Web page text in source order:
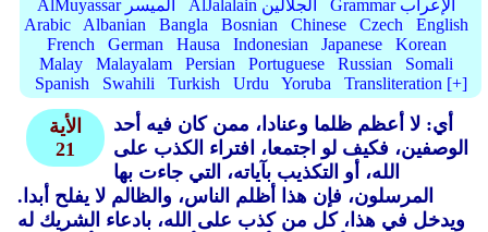
AlMuyassar الميسر
AlJalalain الجلالين
Grammar الإعراب
Arabic
Albanian Bangla Bosnian Chinese Czech
English
French
German Hausa Indonesian Japanese
Korean
Malay
Malayalam Persian Portuguese Russian
Somali
Spanish
Swahili Turkish Urdu Yoruba Transliteration [+]
الأية
21
أي: لا أعظم ظلما وعنادا، ممن كان فيه أحد
الوصفين، فكيف لو اجتمعا، افتراء الكذب على
الله، أو التكذيب بآياته، التي جاءت بها
المرسلون، فإن هذا أظلم الناس، والظالم لا يفلح أبدا.
ويدخل في هذا، كل من كذب على الله، بادعاء الشريك له